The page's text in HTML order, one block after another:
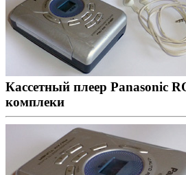
Кассетный плеер Panasonic
комплеки